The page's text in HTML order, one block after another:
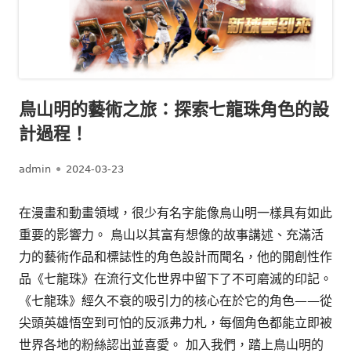
鳥山明的藝術之旅：探索七龍珠角色的設
計過程！
Author
admin Published
2024-03-23
在漫畫和動畫領域，很少有名字能像鳥山明一樣具有如此
重要的影響力。 鳥山以其富有想像的故事講述、充滿活
力的藝術作品和標誌性的角色設計而聞名，他的開創性作
品《七龍珠》在流行文化世界中留下了不可磨滅的印記。
《七龍珠》經久不衰的吸引力的核心在於它的角色——從
尖頭英雄悟空到可怕的反派弗力札，每個角色都能立即被
世界各地的粉絲認出並喜愛。 加入我們，踏上鳥山明的